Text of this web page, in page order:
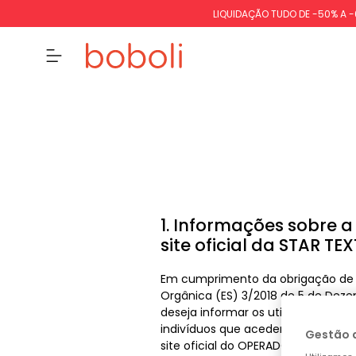
LIQUIDAÇÃO TUDO DE -50% A
1. Informações sobre
site oficial da STAR
Em cumprimento da obrigação de
Orgânica (ES) 3/2018 de 5 de
deseja informar os utilizadores
indivíduos que acedem e utilizam
site oficial do OPERADOR,
Gestão